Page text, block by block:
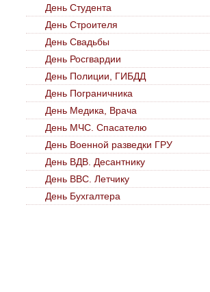
День Студента
День Строителя
День Свадьбы
День Росгвардии
День Полиции, ГИБДД
День Пограничника
День Медика, Врача
День МЧС. Спасателю
День Военной разведки ГРУ
День ВДВ. Десантнику
День ВВС. Летчику
День Бухгалтера